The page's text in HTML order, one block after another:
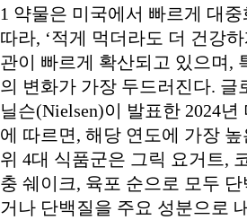
1 약물은 미국에서 빠르게 대중
따라, ‘적게 먹더라도 더 건강
관이 빠르게 확산되고 있으며,
의 변화가 가장 두드러진다. 글
닐슨(Nielsen)이 발표한 2024
에 따르면, 해당 연도에 가장
위 4대 식품군은 그릭 요거트,
충 쉐이크, 육포 순으로 모두 단
거나 단백질을 주요 성분으로